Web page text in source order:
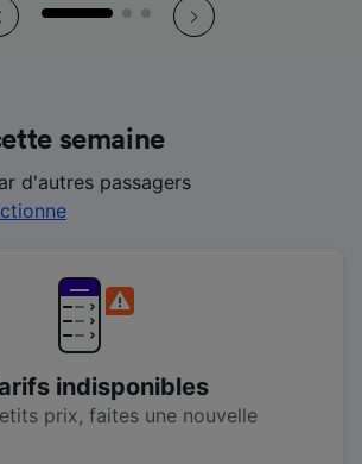
semaine
d'autres passagers
indisponibles
prix, faites une nouvelle